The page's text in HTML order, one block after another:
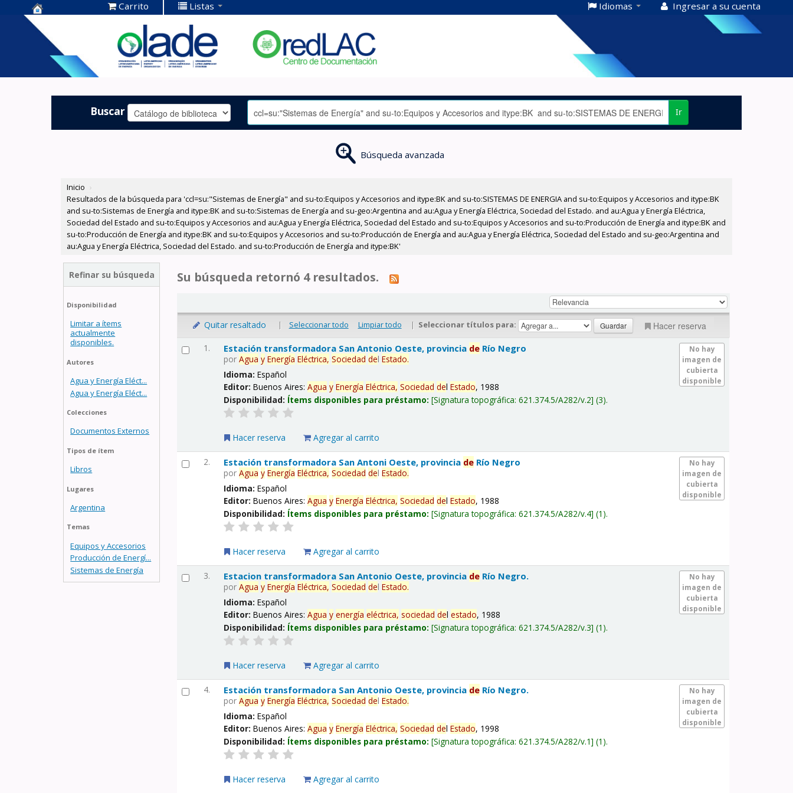
Centro de
Documentación
OLADE -
Carrito Listas Idiomas Ingresar a su cuenta
Buscar Ir
Búsqueda avanzada
Inicio ›
Resultados de la búsqueda para 'ccl=su:"Sistemas de Energía" and su-to:Equipos y Accesorios and itype:BK and su-to:SISTEMAS DE ENERGIA and su-to:Equipos y Accesorios and itype:BK
and su-to:Sistemas de Energía and itype:BK and su-to:Sistemas de Energía and su-geo:Argentina and au:Agua y Energía Eléctrica, Sociedad del Estado. and au:Agua y Energía Eléctrica,
Sociedad del Estado and su-to:Equipos y Accesorios and au:Agua y Energía Eléctrica, Sociedad del Estado and su-to:Equipos y Accesorios and su-to:Producción de Energía and itype:BK and
su-to:Producción de Energía and itype:BK and su-to:Equipos y Accesorios and su-to:Producción de Energía and au:Agua y Energía Eléctrica, Sociedad del Estado and su-geo:Argentina and
au:Agua y Energía Eléctrica, Sociedad del Estado. and su-to:Producción de Energía and itype:BK'
Refinar su búsqueda
Disponibilidad
Limitar a ítems
actualmente
disponibles.
Autores
Agua y Energía Eléct...
Agua y Energía Eléct...
Colecciones
Documentos Externos
Tipos de ítem
Libros
Lugares
Argentina
Temas
Equipos y Accesorios
Producción de Energí...
Sistemas de Energía
Su búsqueda retornó 4 resultados.
Quitar resaltado | Seleccionar todo Limpiar todo | Seleccionar títulos para: Hacer reserva
1.
No hay
imagen de
cubierta
disponible
Estación transformadora San Antonio Oeste, provincia de Río Negro
porAgua y Energía Eléctrica, Sociedad delEstado.
Idioma:Español
Editor:Buenos Aires:Agua y Energía Eléctrica, Sociedad delEstado, 1988
Disponibilidad: Ítems disponibles para préstamo: Signatura topográfica:621.374.5/A282/v.2 (3).
Hacer reserva Agregar al carrito
2.
No hay
imagen de
cubierta
disponible
Estación transformadora San Antoni Oeste, provincia de Río Negro
porAgua y Energía Eléctrica, Sociedad delEstado.
Idioma:Español
Editor:Buenos Aires:Agua y Energía Eléctrica, Sociedad delEstado, 1988
Disponibilidad: Ítems disponibles para préstamo: Signatura topográfica:621.374.5/A282/v.4 (1).
Hacer reserva Agregar al carrito
3.
No hay
imagen de
cubierta
disponible
Estacion transformadora San Antonio Oeste, provincia de Río Negro.
porAgua y Energía Eléctrica, Sociedad delEstado.
Idioma:Español
Editor:Buenos Aires:Agua y energía eléctrica, sociedad delestado, 1988
Disponibilidad: Ítems disponibles para préstamo: Signatura topográfica:621.374.5/A282/v.3 (1).
Hacer reserva Agregar al carrito
4.
No hay
imagen de
cubierta
disponible
Estación transformadora San Antonio Oeste, provincia de Río Negro.
porAgua y Energía Eléctrica, Sociedad delEstado.
Idioma:Español
Editor:Buenos Aires:Agua y Energía Eléctrica, Sociedad delEstado, 1998
Disponibilidad: Ítems disponibles para préstamo: Signatura topográfica:621.374.5/A282/v.1 (1).
Hacer reserva Agregar al carrito